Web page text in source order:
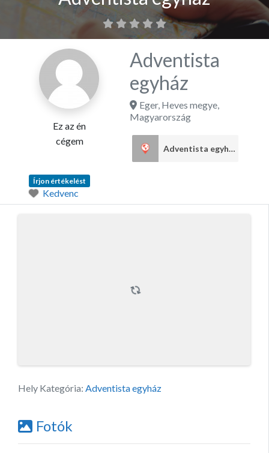
Ez az én
cégem
Adventista
egyház
Eger, Heves megye,
Magyarország
Adventista egyház
Írjon értékelést
Kedvenc
Hely Kategória: Adventista egyház
Fotók